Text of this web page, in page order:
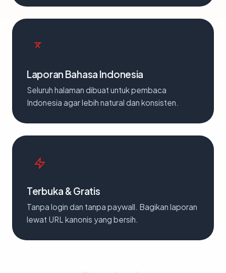
Laporan Bahasa Indonesia
Seluruh halaman dibuat untuk pembaca
Indonesia agar lebih natural dan konsisten.
Terbuka & Gratis
Tanpa login dan tanpa paywall. Bagikan laporan
lewat URL kanonis yang bersih.